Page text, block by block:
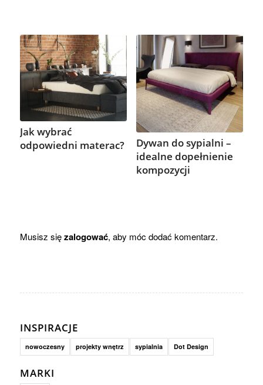
Jak wybrać
odpowiedni materac?
Dywan do sypialni –
idealne dopełnienie
kompozycji
Musisz sięzalogować, aby móc dodać komentarz.
INSPIRACJE
nowoczesny projekty wnętrz sypialnia Dot Design
MARKI